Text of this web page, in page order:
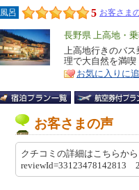
風呂 5 お客さま
エ
リ
ア
長野県 上高地・
特
徴
上高地行きのバ
理で大自然を満喫
お気に入りに
お客さまの声
クチコミの詳細はこちらか
reviewId=33123478142813